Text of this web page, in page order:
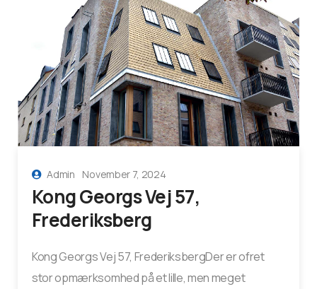
Admin November 7, 2024
Kong Georgs Vej 57,
Frederiksberg
Kong Georgs Vej 57, FrederiksbergDer er ofret
stor opmærksomhed på et lille, men meget